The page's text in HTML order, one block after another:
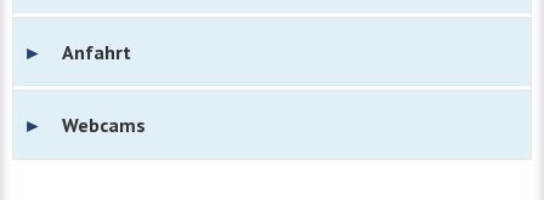
Anfahrt
Webcams